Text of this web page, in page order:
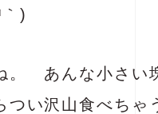
)
。 あんな小さい
つい沢山食べち